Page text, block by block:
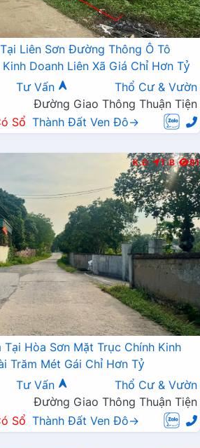
Liên Sơn Đường Thông Ô Tô
Doanh Liên Xã Giá Chỉ Hơn Tỷ
Tư Vấn
Thổ Cư & Vườn
Đường Giao Thông Thuận Tiện
Sổ Thành Đất Ven Đô→
K.D T.B 81
Tại Hòa Sơn Mặt Trục Chính Kinh
Trăm Mét Gái Chỉ Hơn Tỷ
Tư Vấn
Thổ Cư & Vườn
Đường Giao Thông Thuận Tiện
Sổ Thành Đất Ven Đô→